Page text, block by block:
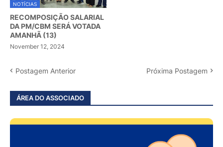
NOTÍCIAS
RECOMPOSIÇÃO SALARIAL
DA PM/CBM SERÁ VOTADA
AMANHÃ (13)
November 12, 2024
Postagem Anterior Próxima Postagem
ÁREA DO ASSOCIADO